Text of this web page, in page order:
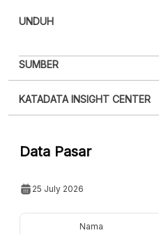
UNDUH
PDF
XLS
SUMBER
punya akun?Silakan
KATADATA INSIGHT CENTER
Data Pasar
25 July 2026
Nama